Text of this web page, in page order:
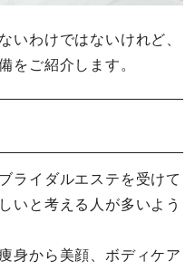
いわけではないけれど、
をご紹介します。
ライダルエステを受けて
いと考える人が多いよう
身から美顔、ボディケア